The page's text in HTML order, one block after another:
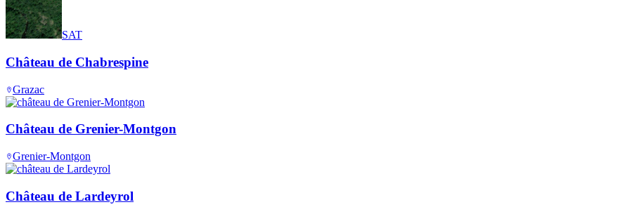
SAT
Château de Chabrespine
Grazac
Château de Grenier-Montgon
Grenier-Montgon
Château de Lardeyrol